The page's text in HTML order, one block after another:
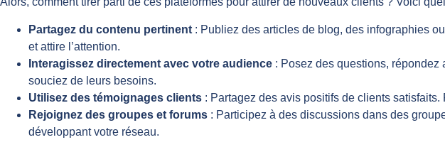
Partagez du contenu pertinent : Publiez des articles de blog, des infographies
et attire l’attention.
Interagissez directement avec votre audience : Posez des questions,
souciez de leurs besoins.
Utilisez des témoignages clients : Partagez des avis positifs de clients
Rejoignez des groupes et forums : Participez à des discussions dans des
développant votre réseau.